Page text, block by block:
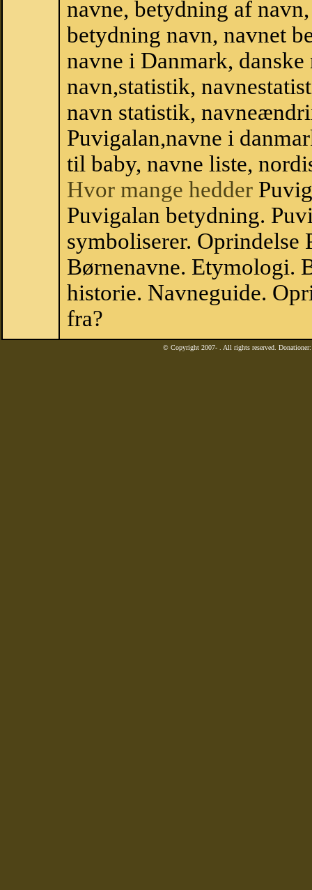
navne, betydning af
betydning navn, navnet
navne i Danmark,
navn,statistik,
navn statistik,
Puvigalan,navne i
til baby, navne liste,
Hvor mange hedder
Puvigalan betydning.
symboliserer. Oprindelse
Børnenavne. Etymologi.
historie. Navneguide.
fra?
© Copyright 2007- . All rights reserved.